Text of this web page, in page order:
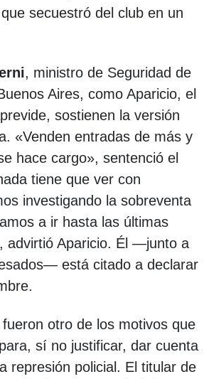
secuestró del club en un
, ministro de Seguridad de
Aires, como Aparicio, el
sostienen la versión
«Venden entradas de más y
hace cargo», sentenció el
tiene que ver con
investigando la sobreventa
a ir hasta las últimas
advirtió Aparicio. Él —junto a
está citado a declarar
fueron otro de los motivos que
sí no justificar, dar cuenta
represión policial. El titular de